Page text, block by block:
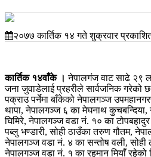
२०७७ कार्तिक १४ गते शुक्रवार
कार्तिक १४वाँके । नेपालगंज वाट साढे २९
जना जुवाडेलाई प्रहरीले सार्वजनिक गरेको
पक्राउ पर्नेमा बाँकेको नेपालगञ्ज
थापा, नेपालगञ्ज ६ का मेघनाथ
घिमिरे, नेपालगञ्ज वडा नं. १० का
पब्लु भण्डारी, सोही ठाउँका तरुण गौतम,
नेपालगञ्ज वडा नं. ४ का सन्तोष वली, सोही
नेपालगञ्ज वडा नं. १ का रहमान मियाँ रहेको